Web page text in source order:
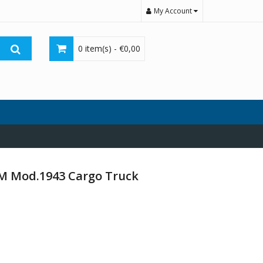
My Account
0 item(s) - €0,00
Mod.1943 Cargo Truck